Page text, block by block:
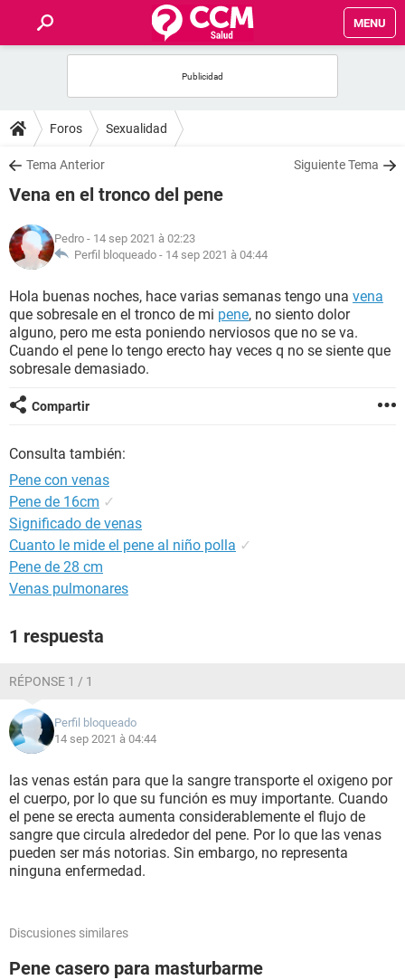
MENU
FORUMS
SALUD
NUTRICIÓN
BIENESTAR
SEXUALIDAD
GLOSARIO
Foros Sexualidad
Tema Anterior Siguiente Tema
Vena en el tronco del pene
Pedro - 14 sep 2021 à 02:23
Perfil bloqueado - 14 sep 2021 à 04:44
Hola buenas noches, hace varias semanas tengo una vena
que sobresale en el tronco de mi pene, no siento dolor
alguno, pero me esta poniendo nerviosos que no se va.
Cuando el pene lo tengo erecto hay veces q no se siente que
sobresale demasiado.
Compartir
Consulta también:
Pene con venas
Pene de 16cm ✓
Significado de venas
Cuanto le mide el pene al niño polla ✓
Pene de 28 cm
Venas pulmonares
1 respuesta
RÉPONSE 1 / 1
Perfil bloqueado
14 sep 2021 à 04:44
las venas están para que la sangre transporte el oxigeno por
el cuerpo, por lo que su función es muy importante. Cuando
el pene se erecta aumenta considerablemente el flujo de
sangre que circula alrededor del pene. Por lo que las venas
pueden ser más notorias. Sin embargo, no representa
ninguna enfermedad.
Discusiones similares
Pene casero para masturbarme